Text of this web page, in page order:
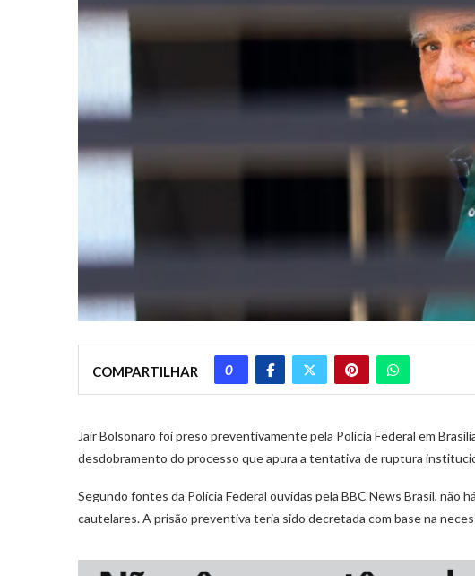
COMPARTILHAR 0
Jair Bolsonaro foi preso preventivamente pela Polícia Federal em
desdobramento do processo que apura a tentativa de ruptura
Segundo fontes da Polícia Federal ouvidas pela BBC News Brasil, não
cautelares. A prisão preventiva teria sido decretada com base na